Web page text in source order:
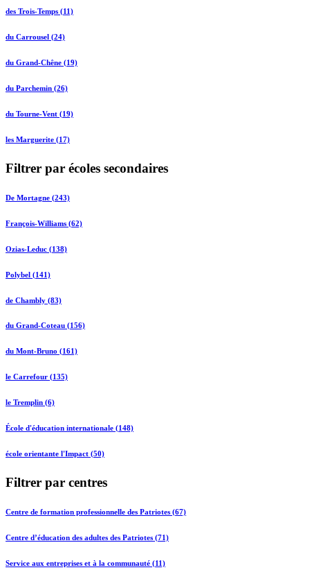
des Trois-Temps (11)
du Carrousel (24)
du Grand-Chêne (19)
du Parchemin (26)
du Tourne-Vent (19)
les Marguerite (17)
Filtrer par écoles secondaires
De Mortagne (243)
François-Williams (62)
Ozias-Leduc (138)
Polybel (141)
de Chambly (83)
du Grand-Coteau (156)
du Mont-Bruno (161)
le Carrefour (135)
le Tremplin (6)
École d'éducation internationale (148)
école orientante l'Impact (50)
Filtrer par centres
Centre de formation professionnelle des Patriotes (67)
Centre d’éducation des adultes des Patriotes (71)
Service aux entreprises et à la communauté (11)